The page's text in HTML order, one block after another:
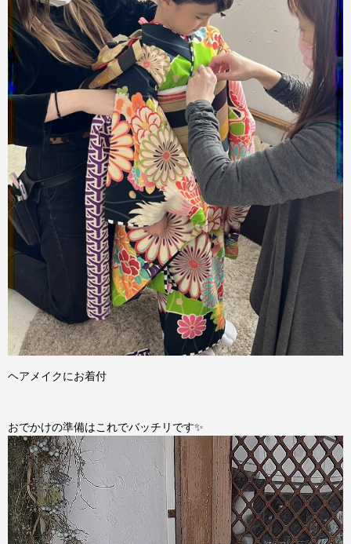
ヘアメイクにお着付
おでかけの準備はこれでバッチリです✨